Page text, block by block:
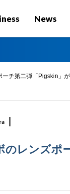
News
チ第二弾「Pigskin」が
のレンズポ